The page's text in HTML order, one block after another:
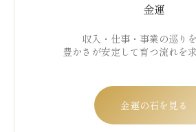
金運
収入・仕事・事業の巡りを
豊かさが安定して育つ流れを
金運の石を見る